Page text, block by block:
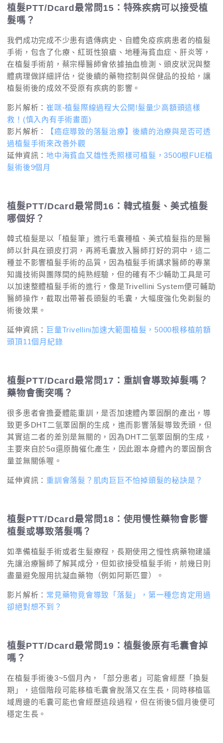
植髮PTT/Dcard最常問15：特殊疾病可以接受植
髮嗎？
我們成功完成不少患有遺傳病史、自體免疫疾病患者的植髮
手術，包含了化療、紅斑性狼瘡、地種海貧血症、肝炎等，
在植髮手術前，蔡宗樺醫師會依據抽血檢測、頭皮狀況與整
體病理做詳細評估，從後續的藥物控制與保健品的投給，讓
植髮術後的成效不受原有疾病的影響。
影片解析：崔咪-植髮際線過程大公開!髮量少高額頭這樣
救！(慎入內有手術畫面)
影片解析：
【癌症導致的落髮治療】後續的治療與是否可透
過植髮手術來改善外觀
延伸資訊：地中海貧血又雄性禿照樣可植髮，3500根FUE植
髮術後9個月
植髮PTT/Dcard最常問16：韓式植髮、美式植髮
哪個好？
韓式植髮是以「植髮筆」進行毛囊種植、美式植髮指的是醫
師以針具在頭皮打洞，再將毛囊放入醫師打好的洞中，這二
種並不影響植髮手術的品質，因為植髮手術講求醫師的專業
知識技術與團隊間的純熟經驗，但的確有不少輔助工具是可
以加速整體植髮手術的進行，像是Trivellini System便可輔助
醫師操作，截取出帶著長頭髮的毛囊，大幅度強化免剃髮的
術後效果。
延伸資訊： 巨量Trivellini加速大範圍植髮，5000根移植前額
頭頂11個月紀錄
植髮PTT/Dcard最常問17：重訓會導致掉髮嗎？
藥物會衝突嗎？
很多患者會擔憂體能重訓，是否加速體內睪固酮的產出，導
致更多DHT二氫睪固酮的生成，進而影響落髮導致禿頭，但
其實這二者的差別是無關的，因為DHT二氫睪固酮的生成，
主要來自於5α還原酶催化產生，因此跟本身體內的睪固酮含
量並無關係喔。
延伸資訊： 重訓會落髮？肌肉巨巨不怕掉頭髮的秘訣是？
植髮PTT/Dcard最常問18：使用慢性藥物會影響
植髮或導致落髮嗎？
如準備植髮手術或者生髮療程，長期使用之慢性病藥物建議
先讓治療醫師了解其成分，但如欲接受植髮手術，前幾日則
盡量避免服用抗凝血藥物（例如阿斯匹靈）。
影片解析： 常見藥物竟會導致「落髮」，第一種您肯定用過
卻絕對想不到？
植髮PTT/Dcard最常問19：植髮後原有毛囊會掉
嗎？
在植髮手術後3~5個月內，「部分患者」可能會經歷「換髮
期」，這個階段可能移植毛囊會脫落又在生長，同時移植區
域周邊的毛囊可能也會經歷這段過程，但在術後5個月後便可
穩定生長。